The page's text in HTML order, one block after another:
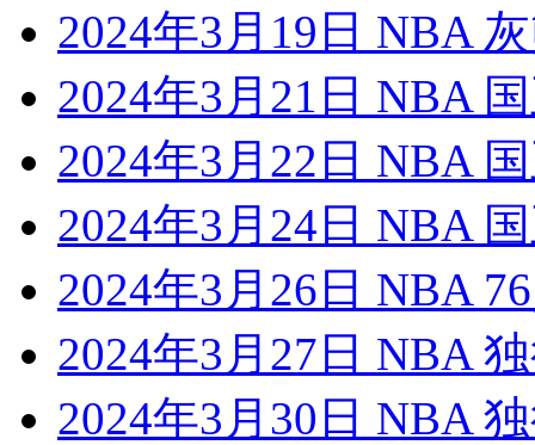
2024年3月19日 NBA
2024年3月21日 NBA
2024年3月22日 NBA
2024年3月24日 NBA
2024年3月26日 NBA
2024年3月27日 NBA
2024年3月30日 NBA